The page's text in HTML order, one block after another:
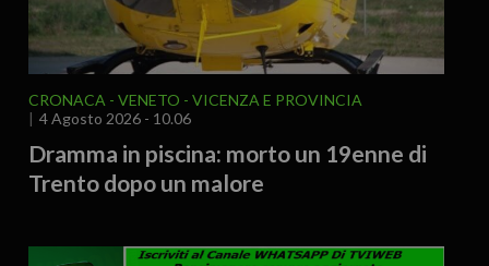
CRONACA VENETO
VICENZA E PROVINCIA
4 Agosto 2026 - 10.06
Dramma in piscina: morto un 19enne di
Trento dopo un malore